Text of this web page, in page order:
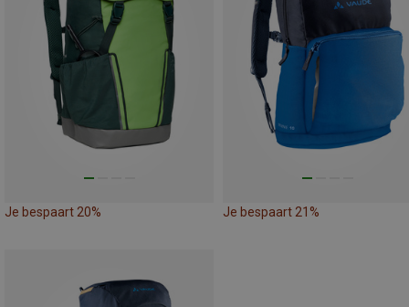
Je bespaart 20% Je bespaart 21%